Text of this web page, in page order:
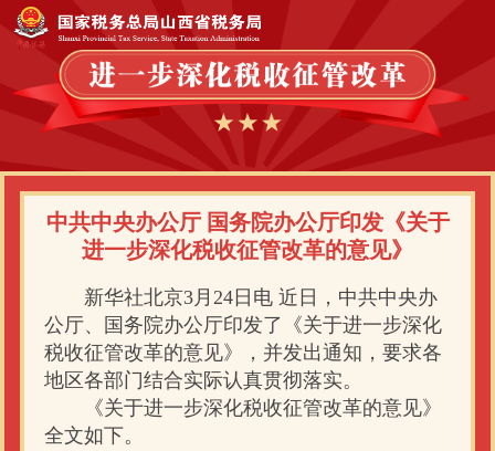
中共中央办公厅 国务院办公厅印发《关于
进一步深化税收征管改革的意见》
新华社北京3月24日电 近日，中共中央办
公厅、国务院办公厅印发了《关于进一步深化
税收征管改革的意见》，并发出通知，要求各
地区各部门结合实际认真贯彻落实。
《关于进一步深化税收征管改革的意见》
全文如下。